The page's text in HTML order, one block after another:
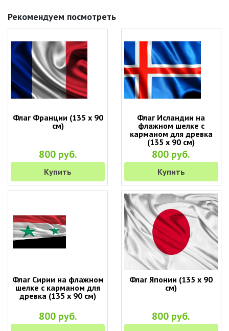
Рекомендуем посмотреть
Флаг Франции (135 х 90
см)
800 руб.
Купить
Флаг Исландии на
флажном шелке с
карманом для древка
(135 х 90 см)
800 руб.
Купить
Флаг Сирии на флажном
шелке с карманом для
древка (135 х 90 см)
800 руб.
Флаг Японии (135 х 90
см)
800 руб.